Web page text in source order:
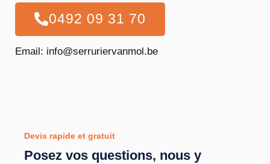
0492 09 31 70
Email: info@serruriervanmol.be
Devis rapide et gratuit
Posez vos questions, nous y